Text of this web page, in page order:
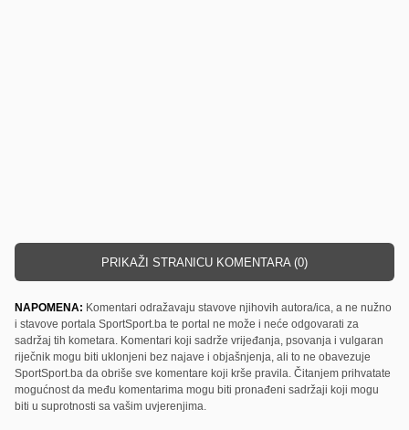
PRIKAŽI STRANICU KOMENTARA (0)
NAPOMENA: Komentari odražavaju stavove njihovih autora/ica, a ne nužno
i stavove portala SportSport.ba te portal ne može i neće odgovarati za
sadržaj tih kometara. Komentari koji sadrže vrijeđanja, psovanja i vulgaran
riječnik mogu biti uklonjeni bez najave i objašnjenja, ali to ne obavezuje
SportSport.ba da obriše sve komentare koji krše pravila. Čitanjem prihvatate
mogućnost da među komentarima mogu biti pronađeni sadržaji koji mogu
biti u suprotnosti sa vašim uvjerenjima.